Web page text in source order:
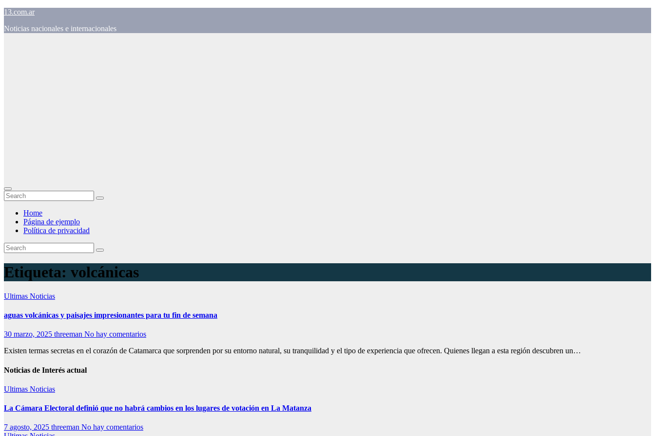
Skip
content
13.com.ar
Noticias nacionales e internacionales
Home
Página de ejemplo
Política de privacidad
Etiqueta: volcánicas
Ultimas Noticias
aguas volcánicas y paisajes impresionantes para tu fin de semana
30 marzo, 2025 threeman No hay comentarios
Existen termas secretas en el corazón de Catamarca que sorprenden por su entorno natural, su tranquilidad y el tipo de experiencia que ofrecen. Quienes llegan a esta región descubren un…
Noticias de Interés actual
Ultimas Noticias
La Cámara Electoral definió que no habrá cambios en los lugares de votación en La Matanza
7 agosto, 2025 threeman No hay comentarios